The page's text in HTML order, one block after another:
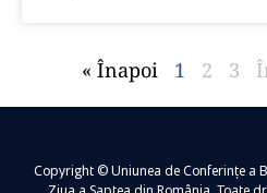
« Înapoi 1 2 3
Copyright © Uniunea de Conferințe a